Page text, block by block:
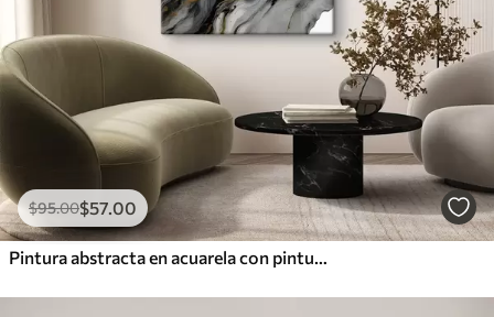
$95.00$57.00
Pintura abstracta en acuarela con pinturas negra y amarilla